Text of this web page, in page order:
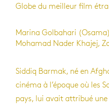
Globe du meilleur film
Marina Golbahari
Mohamad Nader Khajej,
Sid­diq Bar­mak, né en
cinéma à l’époque où les
pays, lui avait attri­bué